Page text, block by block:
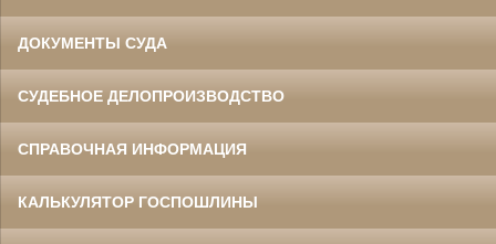
ДОКУМЕНТЫ СУДА
СУДЕБНОЕ ДЕЛОПРОИЗВОДСТВО
СПРАВОЧНАЯ ИНФОРМАЦИЯ
КАЛЬКУЛЯТОР ГОСПОШЛИНЫ